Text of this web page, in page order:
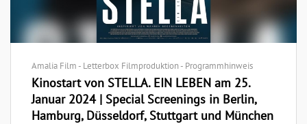
Amalia Film - Letterbox Filmproduktion - Programmhinweis
Kinostart von STELLA. EIN LEBEN am 25.
Januar 2024 | Special Screenings in Berlin,
Hamburg, Düsseldorf, Stuttgart und München